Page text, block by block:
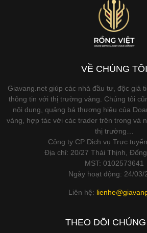
VỀ CHÚNG TÔI
Giavang.net giúp các nhà đầu tư, độc giả
thông tin với thị trường vàng. Chúng tôi
nội dung, quảng bá thương hiệu của
vàng, hợp tác với các trader trên trong và
thị trường…
Công ty CP Dịch vụ Trực
Địa chỉ: 20/27 Thái Thịnh,
MST: 0102573641
Ngày hoạt động: 24/03/
Liên hệ:
THEO DÕI